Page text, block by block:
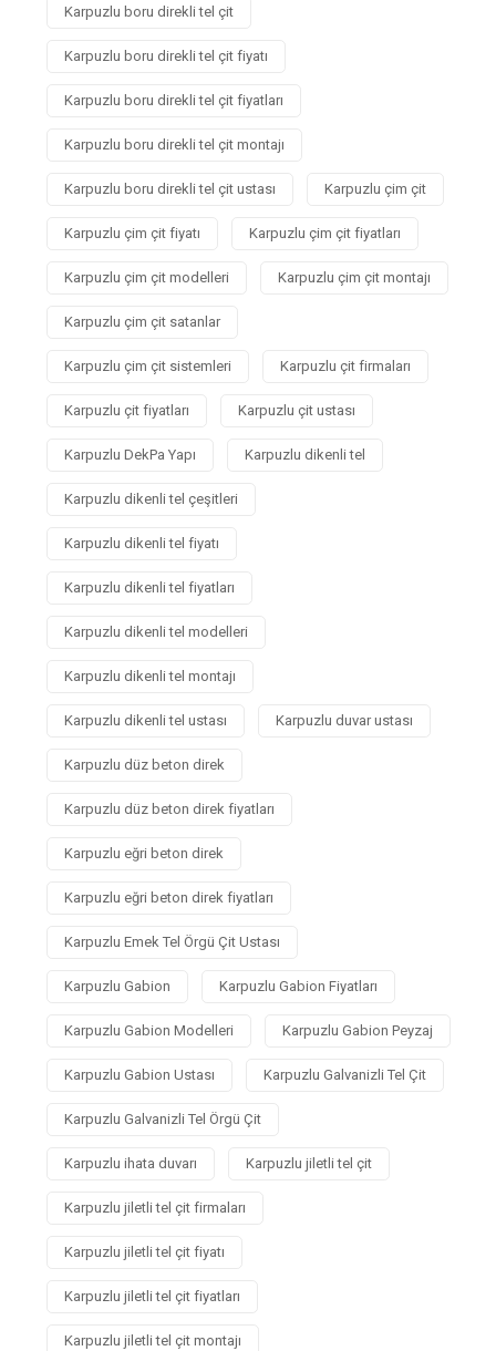
Karpuzlu boru direkli tel çit
Karpuzlu boru direkli tel çit fiyatı
Karpuzlu boru direkli tel çit fiyatları
Karpuzlu boru direkli tel çit montajı
Karpuzlu boru direkli tel çit ustası Karpuzlu çim çit
Karpuzlu çim çit fiyatı Karpuzlu çim çit fiyatları
Karpuzlu çim çit modelleri Karpuzlu çim çit montajı
Karpuzlu çim çit satanlar
Karpuzlu çim çit sistemleri Karpuzlu çit firmaları
Karpuzlu çit fiyatları Karpuzlu çit ustası
Karpuzlu DekPa Yapı Karpuzlu dikenli tel
Karpuzlu dikenli tel çeşitleri
Karpuzlu dikenli tel fiyatı
Karpuzlu dikenli tel fiyatları
Karpuzlu dikenli tel modelleri
Karpuzlu dikenli tel montajı
Karpuzlu dikenli tel ustası Karpuzlu duvar ustası
Karpuzlu düz beton direk
Karpuzlu düz beton direk fiyatları
Karpuzlu eğri beton direk
Karpuzlu eğri beton direk fiyatları
Karpuzlu Emek Tel Örgü Çit Ustası
Karpuzlu Gabion Karpuzlu Gabion Fiyatları
Karpuzlu Gabion Modelleri Karpuzlu Gabion Peyzaj
Karpuzlu Gabion Ustası Karpuzlu Galvanizli Tel Çit
Karpuzlu Galvanizli Tel Örgü Çit
Karpuzlu ihata duvarı Karpuzlu jiletli tel çit
Karpuzlu jiletli tel çit firmaları
Karpuzlu jiletli tel çit fiyatı
Karpuzlu jiletli tel çit fiyatları
Karpuzlu jiletli tel çit montajı